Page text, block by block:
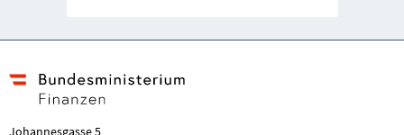
Johannesgasse 5